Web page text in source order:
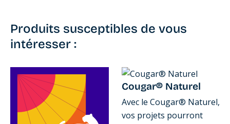
Produits susceptibles de vous
intéresser :
Cougar® Naturel
Avec le Cougar® Naturel,
vos projets pourront